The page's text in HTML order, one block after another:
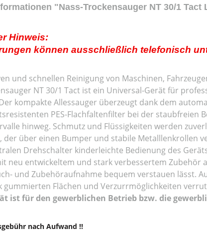
"Nass-Trockensauger NT 30/1 Tact
Hinweis:
können ausschließlich telefonisch
und schnellen Reinigung von Maschinen,
NT 30/1 Tact ist ein Universal-Gerät für
kompakte Allessauger überzeugt dank dem
PES-Flachfaltenfilter bei der staubfreien
hinweg. Schmutz und Flüssigkeiten werden
der über einen Bumper und stabile Metalllenkrollen
Drehschalter kinderleichte Bedienung des
neu entwickeltem und stark verbessertem Zubehör
und Zubehöraufnahme bequem verstauen lässt.
gummierten Flächen und Verzurrmöglichkeiten
ist für den gewerblichen Betrieb bzw. die
nach Aufwand !!